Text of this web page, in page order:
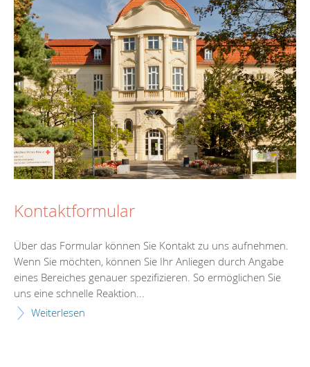
Kontaktformular
Über das Formular können Sie Kontakt zu uns aufnehmen.
Wenn Sie möchten, können Sie Ihr Anliegen durch Angabe
eines Bereiches genauer spezifizieren. So ermöglichen Sie
uns eine schnelle Reaktion...
Weiterlesen